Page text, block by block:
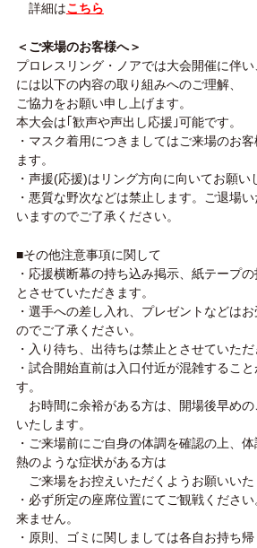
詳細はこちら
＜ご来場のお客様へ＞
プロレスリング・ノアでは大会開催に伴
には以下の内容の取り組みへのご理解、
ご協力をお願い申し上げます。
本大会は｢歓声や声出し応援｣可能です。
・マスク着用につきましてはご来場のお
ます。
・声援(応援)はリング方向に向いてお願い
・悪質な野次などは禁止します。ご退場
いますのでご了承ください。
■その他注意事項に関して
・応援横断幕の持ち込み掲示、紙テープ
とさせていただきます。
・選手への差し入れ、プレゼントなどは
のでご了承ください。
・入り待ち、出待ちは禁止とさせていただ
・試合開始直前は入口付近が混雑するこ
す。
お時間に余裕がある方は、開場後早めの
いたします。
・ご来場前にご自身の体調を確認の上、
熱のような症状がある方は
ご来場をお控えいただくようお願いいた
・必ず所定の座席位置にてご観戦くださ
来ません。
・原則、ゴミに関しましては各自お持ち